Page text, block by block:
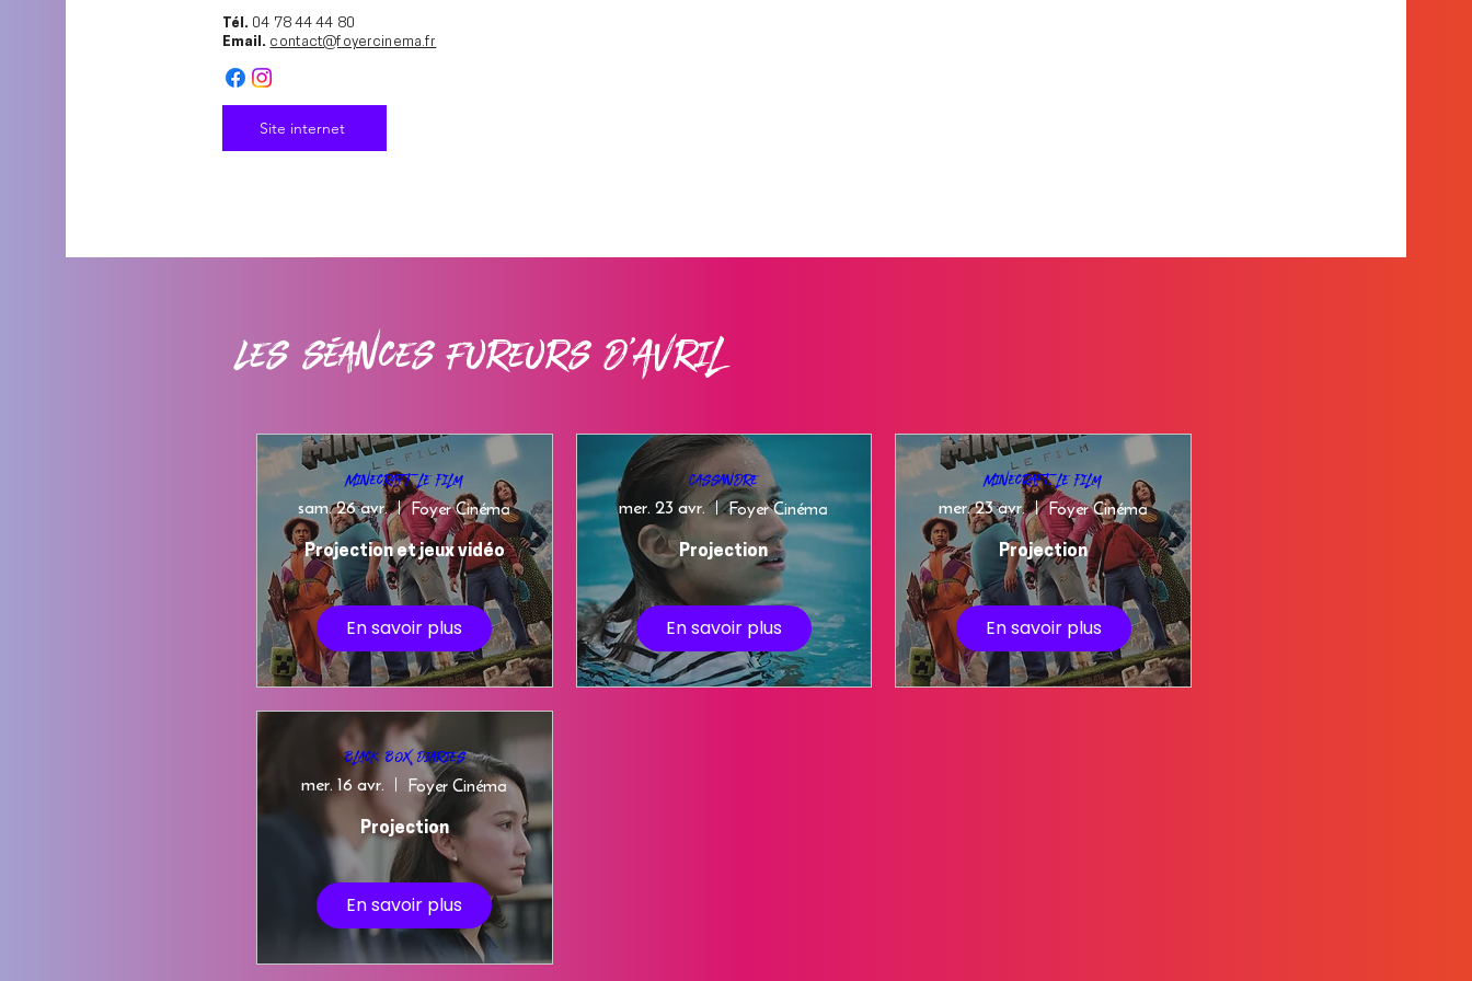
Tél. 04 78 44 44 80
Email. contact@foyercinema.fr
Site internet
Les séances Fureurs d'Avril
Minecraft, le film
sam. 26 avr. Foyer Cinéma
Projection et jeux vidéo
En savoir plus
Cassandre
mer. 23 avr. Foyer Cinéma
Projection
En savoir plus
Minecraft, le film
mer. 23 avr. Foyer Cinéma
Projection
En savoir plus
Black Box Diaries
mer. 16 avr. Foyer Cinéma
Projection
En savoir plus